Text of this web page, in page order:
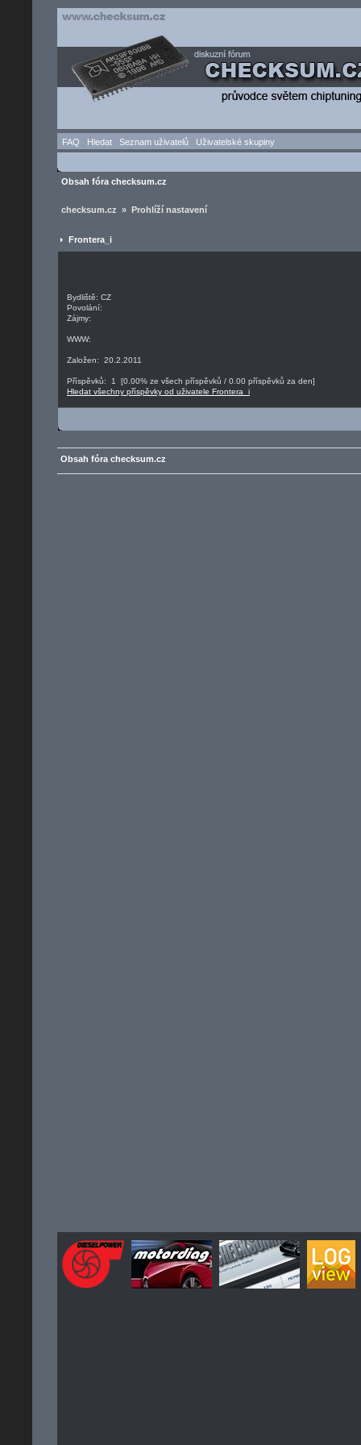
FAQ Hledat Seznam uživatelů Uživatelské skupiny
Obsah fóra checksum.cz
checksum.cz » Prohlíží nastavení
Frontera_i
Bydliště: CZ
Povolání:
Zájmy:
WWW:
Založen: 20.2.2011
Příspěvků: 1 [0.00% ze všech příspěvků / 0.00 příspěvků za den]
Hledat všechny příspěvky od uživatele Frontera_i
Obsah fóra checksum.cz